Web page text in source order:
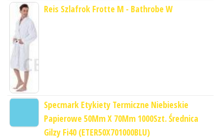
Reis Szlafrok Frotte M - Bathrobe W
Specmark Etykiety Termiczne Niebieskie
Papierowe 50Mm X 70Mm 1000Szt. Średnica
Gilzy Fi40 (ETER50X701000BLU)